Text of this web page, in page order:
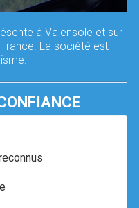
à Valensole et sur
La société est